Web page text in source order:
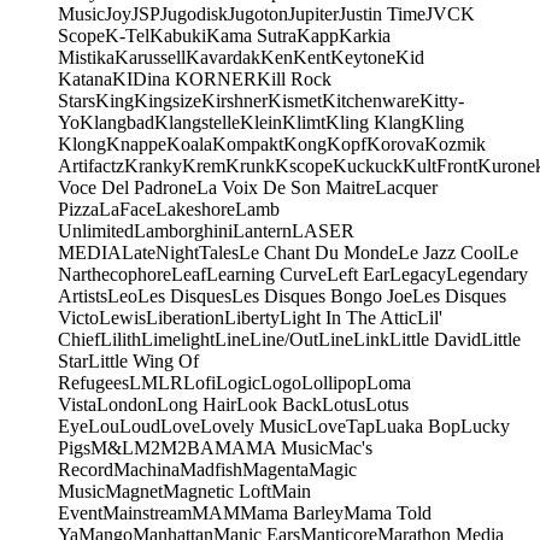
MusicJoyJSPJugodiskJugotonJupiterJustin TimeJVCK
ScopeK-TelKabukiKama SutraKappKarkia
MistikaKarussellKavardakKenKentKeytoneKid
KatanaKIDina KORNERKill Rock
StarsKingKingsizeKirshnerKismetKitchenwareKitty-
YoKlangbadKlangstelleKleinKlimtKling KlangKling
KlongKnappeKoalaKompaktKongKopfKorovaKozmik
ArtifactzKrankyKremKrunkKscopeKuckuckKultFront
Voce Del PadroneLa Voix De Son MaitreLacquer
PizzaLaFaceLakeshoreLamb
UnlimitedLamborghiniLanternLASER
MEDIALateNightTalesLe Chant Du MondeLe Jazz CoolLe
NarthecophoreLeafLearning CurveLeft EarLegacyLegendary
ArtistsLeoLes DisquesLes Disques Bongo JoeLes Disques
VictoLewisLiberationLibertyLight In The AtticLil'
ChiefLilithLimelightLineLine/OutLineLinkLittle DavidLittle
StarLittle Wing Of
RefugeesLMLRLofiLogicLogoLollipopLoma
VistaLondonLong HairLook BackLotusLotus
EyeLouLoudLoveLovely MusicLoveTapLuaka BopLucky
PigsM&LM2M2BAMAMA MusicMac's
RecordMachinaMadfishMagentaMagic
MusicMagnetMagnetic LoftMain
EventMainstreamMAMMama BarleyMama Told
YaMangoManhattanManic EarsManticoreMarathon Media